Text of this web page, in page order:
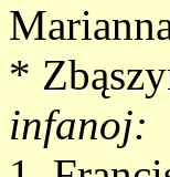
*
infanoj: